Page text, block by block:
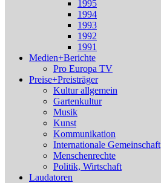
1995
1994
1993
1992
1991
Medien+Berichte
Pro Europa TV
Preise+Preisträger
Kultur allgemein
Gartenkultur
Musik
Kunst
Kommunikation
Internationale Gemeinschaft
Menschenrechte
Politik, Wirtschaft
Laudatoren